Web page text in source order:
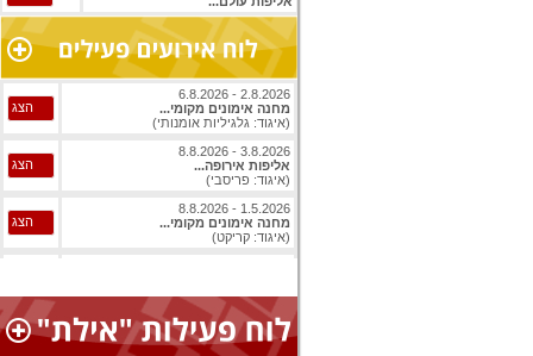
2.8.2026 - 6.8.2026
מחנה אימונים מקומי...
(איגוד: גלגיליות אומנותי)
הצג
3.8.2026 - 8.8.2026
אליפות אירופה...
(איגוד: פריסבי)
הצג
1.5.2026 - 8.8.2026
מחנה אימונים מקומי...
(איגוד: קריקט)
הצג
(איגוד: ג'יו ג'יטסו)
1.8.2026 - 8.8.2026
אליפות עולם...
(איגוד: ג'יו ג'יטסו)
הצג